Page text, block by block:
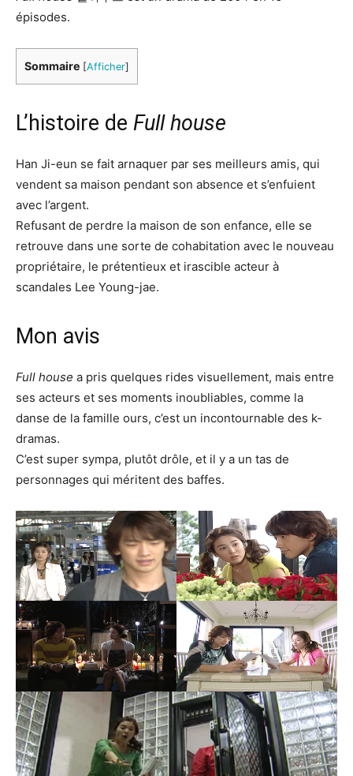
épisodes.
Sommaire [Afficher]
L’histoire de Full house
Han Ji-eun se fait arnaquer par ses meilleurs amis, qui
vendent sa maison pendant son absence et s’enfuient
avec l’argent.
Refusant de perdre la maison de son enfance, elle se
retrouve dans une sorte de cohabitation avec le nouveau
propriétaire, le prétentieux et irascible acteur à
scandales Lee Young-jae.
Mon avis
Full house a pris quelques rides visuellement, mais entre
ses acteurs et ses moments inoubliables, comme la
danse de la famille ours, c’est un incontournable des k-
dramas.
C’est super sympa, plutôt drôle, et il y a un tas de
personnages qui méritent des baffes.